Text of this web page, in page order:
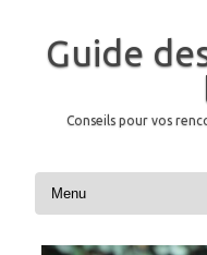
Guide
Conseils pour vos
Aller au contenu